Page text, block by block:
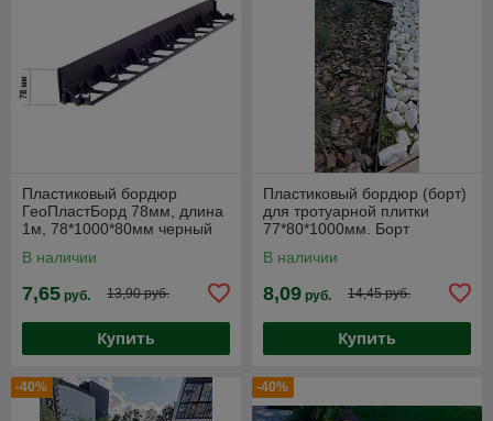
Пластиковый бордюр
ГеоПластБорд 78мм, длина
1м, 78*1000*80мм черный
В наличии
7,65 руб. 13,90 руб.
Купить
Пластиковый бордюр (борт)
для тротуарной плитки
77*80*1000мм. Борт
В наличии
8,09 руб. 14,45 руб.
Купить
-40% -40%